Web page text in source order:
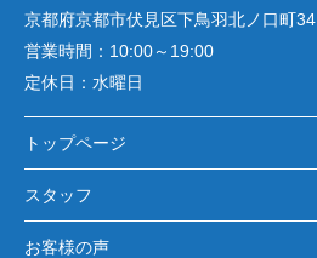
京都府京都市伏見区下鳥羽北ノ口町34
営業時間： 10:00～19:00
定休日： 水曜日
トップページ
スタッフ
お客様の声